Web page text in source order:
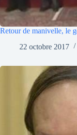
Retour de manivelle, le
22 octobre 2017